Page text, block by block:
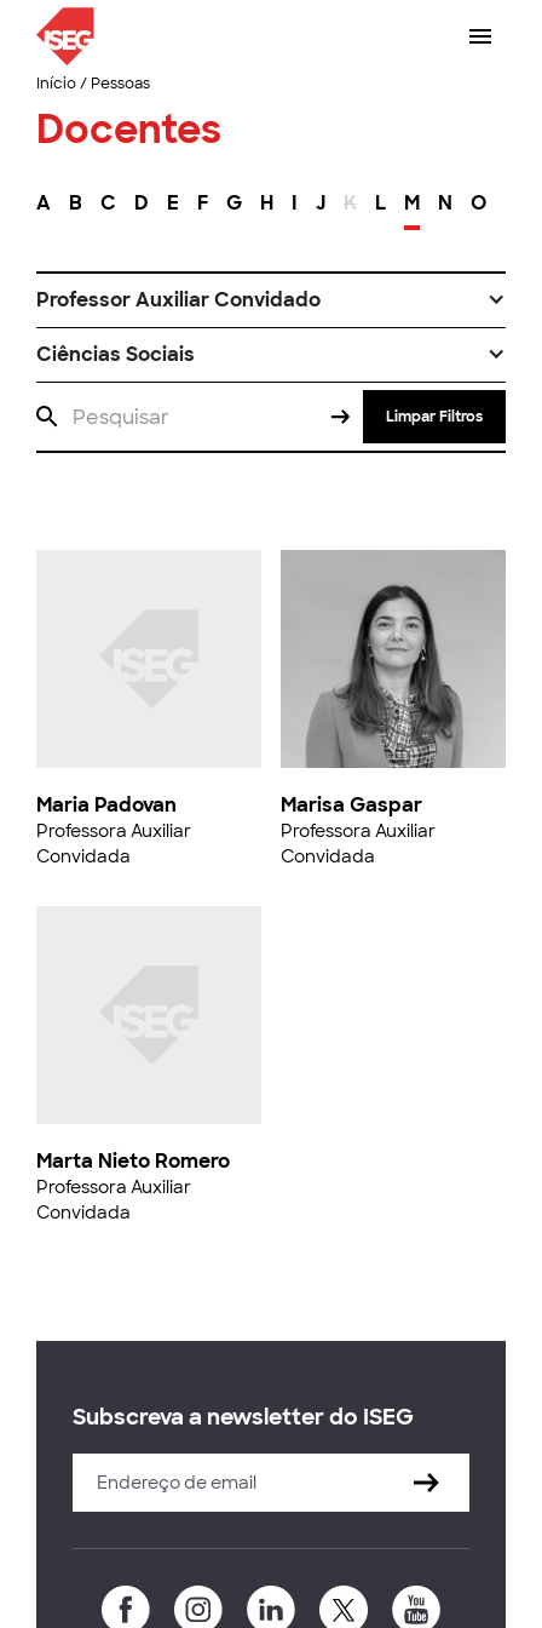
Início/ Pessoas
Docentes
A B C D E F G H I J K L M N O
Professor Auxiliar Convidado
Ciências Sociais
Limpar Filtros
Maria Padovan
Professora Auxiliar
Convidada
Marta Nieto Romero
Professora Auxiliar
Convidada
Marisa Gaspar
Professora Auxiliar
Convidada
Subscreva a newsletter do ISEG